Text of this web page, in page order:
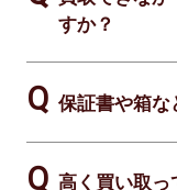
すか？
保証書や箱な
高く買い取っ